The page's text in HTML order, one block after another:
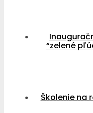
“zelené
Školenie na